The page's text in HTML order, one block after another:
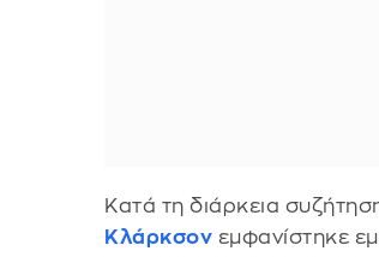
Κατά τη διάρκεια
Κλάρκσον εμφανίστηκε